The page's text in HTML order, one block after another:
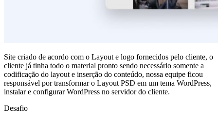
Site criado de acordo com o Layout e logo fornecidos pelo cliente, o
cliente já tinha todo o material pronto sendo necessário somente a
codificação do layout e inserção do conteúdo, nossa equipe ficou
responsável por transformar o Layout PSD em um tema WordPress,
instalar e configurar WordPress no servidor do cliente.
Desafio